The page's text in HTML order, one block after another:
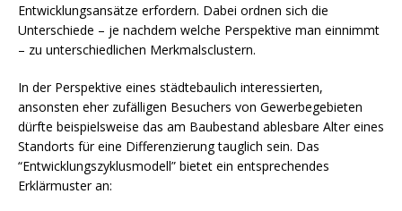
Entwicklungsansätze erfordern. Dabei ordnen sich die
Unterschiede – je nachdem welche Perspektive man einnimmt
– zu unterschiedlichen Merkmalsclustern.
In der Perspektive eines städtebaulich interessierten,
ansonsten eher zufälligen Besuchers von Gewerbegebieten
dürfte beispielsweise das am Baubestand ablesbare Alter eines
Standorts für eine Differenzierung tauglich sein. Das
“Entwicklungszyklusmodell” bietet ein entsprechendes
Erklärmuster an: